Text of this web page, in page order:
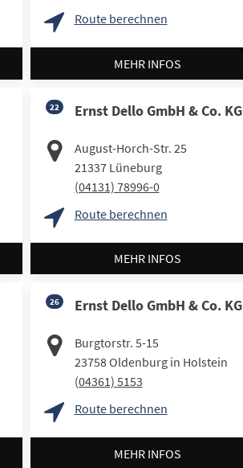
Route berechnen
MEHR INFOS
22 Ernst Dello GmbH & Co. KG
August-Horch-Str. 25
21337 Lüneburg
(04131) 78996-0
Route berechnen
MEHR INFOS
26 Ernst Dello GmbH & Co. KG
Burgtorstr. 5-15
23758Oldenburg in Holstein
(04361) 5153
Route berechnen
MEHR INFOS